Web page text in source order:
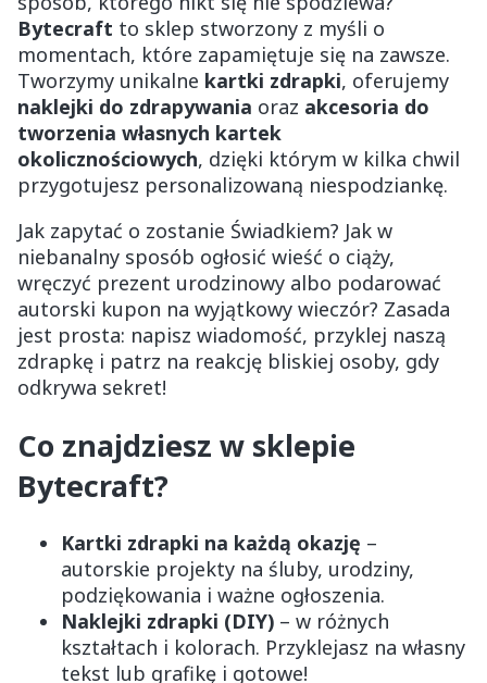
Bytecraft to sklep stworzony z myśli o
momentach, które zapamiętuje się na zawsze.
Tworzymy unikalne kartki zdrapki, oferujemy
naklejki do zdrapywania oraz akcesoria do
tworzenia własnych kartek
okolicznościowych, dzięki którym w kilka chwil
przygotujesz personalizowaną niespodziankę.
Jak zapytać o zostanie Świadkiem? Jak w
niebanalny sposób ogłosić wieść o ciąży,
wręczyć prezent urodzinowy albo podarować
autorski kupon na wyjątkowy wieczór? Zasada
jest prosta: napisz wiadomość, przyklej naszą
zdrapkę i patrz na reakcję bliskiej osoby, gdy
odkrywa sekret!
Co znajdziesz w sklepie
Bytecraft?
Kartki zdrapki na każdą okazję –
autorskie projekty na śluby, urodziny,
podziękowania i ważne ogłoszenia.
Naklejki zdrapki (DIY) – w różnych
kształtach i kolorach. Przyklejasz na własny
tekst lub grafikę i gotowe!